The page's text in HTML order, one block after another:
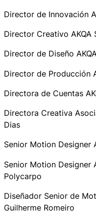
Director de Innovación
Director Creativo AKQA
Director de Diseño
Director de Producción
Directora de Cuentas
Directora Creativa
Dias
Senior Motion Designer
Senior Motion Designer
Polycarpo
Diseñador Senior de
Guilherme Romeiro